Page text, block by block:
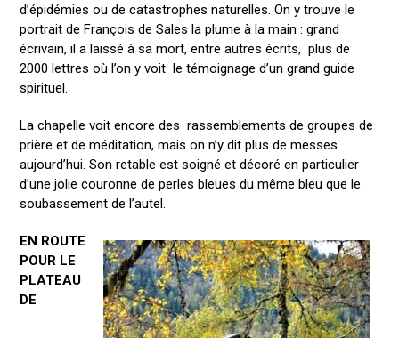
d’épidémies ou de catastrophes naturelles. On y trouve le
portrait de François de Sales la plume à la main : grand
écrivain, il a laissé à sa mort, entre autres écrits, plus de
2000 lettres où l’on y voit le témoignage d’un grand guide
spirituel.
La chapelle voit encore des rassemblements de groupes de
prière et de méditation, mais on n’y dit plus de messes
aujourd’hui. Son retable est soigné et décoré en particulier
d’une jolie couronne de perles bleues du même bleu que le
soubassement de l’autel.
EN ROUTE
POUR LE
PLATEAU
DE